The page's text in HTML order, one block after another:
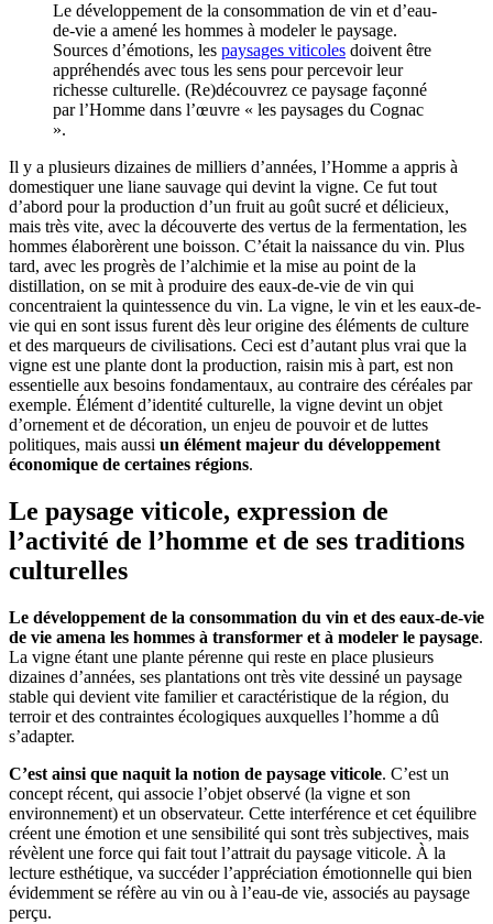
Le développement de la consommation de vin et d’eau-
de-vie a amené les hommes à modeler le paysage.
Sources d’émotions, les paysages viticoles doivent être
appréhendés avec tous les sens pour percevoir leur
richesse culturelle. (Re)découvrez ce paysage façonné
par l’Homme dans l’œuvre « les paysages du Cognac
».
Il y a plusieurs dizaines de milliers d’années, l’Homme a appris à
domestiquer une liane sauvage qui devint la vigne. Ce fut tout
d’abord pour la production d’un fruit au goût sucré et délicieux,
mais très vite, avec la découverte des vertus de la fermentation, les
hommes élaborèrent une boisson. C’était la naissance du vin. Plus
tard, avec les progrès de l’alchimie et la mise au point de la
distillation, on se mit à produire des eaux-de-vie de vin qui
concentraient la quintessence du vin. La vigne, le vin et les eaux-de-
vie qui en sont issus furent dès leur origine des éléments de culture
et des marqueurs de civilisations. Ceci est d’autant plus vrai que la
vigne est une plante dont la production, raisin mis à part, est non
essentielle aux besoins fondamentaux, au contraire des céréales par
exemple. Élément d’identité culturelle, la vigne devint un objet
d’ornement et de décoration, un enjeu de pouvoir et de luttes
politiques, mais aussi un élément majeur du développement
économique de certaines régions.
Le paysage viticole, expression de
l’activité de l’homme et de ses traditions
culturelles
Le développement de la consommation du vin et des eaux-de-vie
de vie amena les hommes à transformer et à modeler le paysage.
La vigne étant une plante pérenne qui reste en place plusieurs
dizaines d’années, ses plantations ont très vite dessiné un paysage
stable qui devient vite familier et caractéristique de la région, du
terroir et des contraintes écologiques auxquelles l’homme a dû
s’adapter.
C’est ainsi que naquit la notion de paysage viticole. C’est un
concept récent, qui associe l’objet observé (la vigne et son
environnement) et un observateur. Cette interférence et cet équilibre
créent une émotion et une sensibilité qui sont très subjectives, mais
révèlent une force qui fait tout l’attrait du paysage viticole. À la
lecture esthétique, va succéder l’appréciation émotionnelle qui bien
évidemment se réfère au vin ou à l’eau-de vie, associés au paysage
perçu.